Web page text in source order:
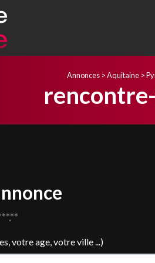
Annonces >Aquitaine >
votre age, votre ville ...)